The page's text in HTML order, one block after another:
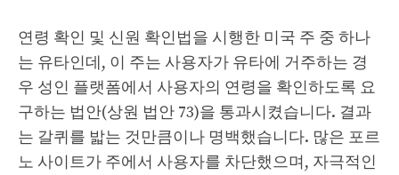
연령 확인 및 신원 확인법을 시행한 미국 주 중 하나
는 유타인데, 이 주는 사용자가 유타에 거주하는 경
우 성인 플랫폼에서 사용자의 연령을 확인하도록 요
구하는 법안(상원 법안 73)을 통과시켰습니다. 결과
는 갈퀴를 밟는 것만큼이나 명백했습니다. 많은 포르
노 사이트가 주에서 사용자를 차단했으며, 자극적인